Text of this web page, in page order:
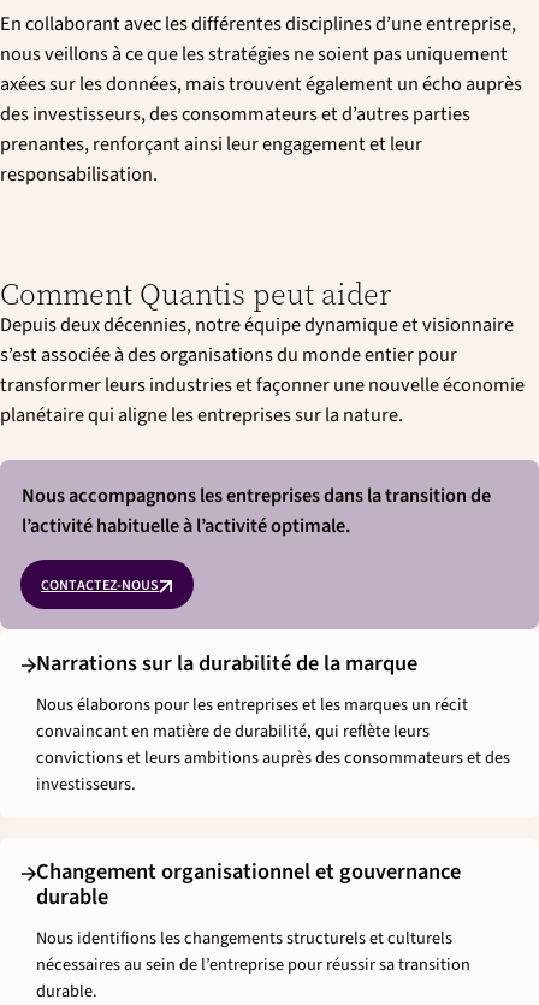
En collaborant avec les différentes disciplines d’une entreprise,
nous veillons à ce que les stratégies ne soient pas uniquement
axées sur les données, mais trouvent également un écho auprès
des investisseurs, des consommateurs et d’autres parties
prenantes, renforçant ainsi leur engagement et leur
responsabilisation.
Comment Quantis peut aider
Depuis deux décennies, notre équipe dynamique et visionnaire
s’est associée à des organisations du monde entier pour
transformer leurs industries et façonner une nouvelle économie
planétaire qui aligne les entreprises sur la nature.
Nous accompagnons les entreprises dans la transition de
l’activité habituelle à l’activité optimale.
CONTACTEZ-NOUS
Narrations sur la durabilité de la marque
Nous élaborons pour les entreprises et les marques un récit
convaincant en matière de durabilité, qui reflète leurs
convictions et leurs ambitions auprès des consommateurs et des
investisseurs.
Changement organisationnel et gouvernance
durable
Nous identifions les changements structurels et culturels
nécessaires au sein de l’entreprise pour réussir sa transition
durable.